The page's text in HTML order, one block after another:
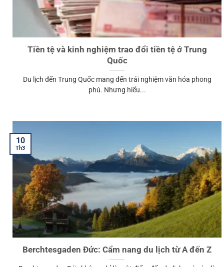
Tiền tệ và kinh nghiệm trao đổi tiền tệ ở Trung
Quốc
Du lịch đến Trung Quốc mang đến trải nghiệm văn hóa phong
phú. Nhưng hiểu...
Berchtesgaden Đức: Cẩm nang du lịch từ A đến Z
10
Th3